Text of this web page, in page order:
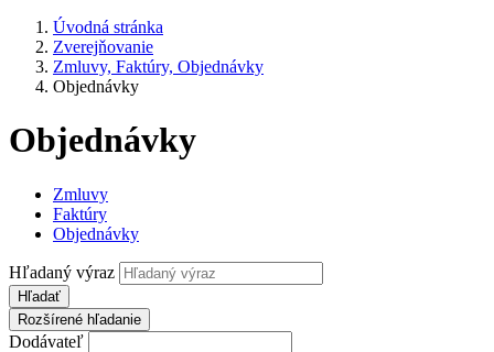
Úvodná stránka
Zverejňovanie
Zmluvy, Faktúry, Objednávky
Objednávky
Objednávky
Zmluvy
Faktúry
Objednávky
Hľadaný výraz
Hľadať
Rozšírené hľadanie
Dodávateľ